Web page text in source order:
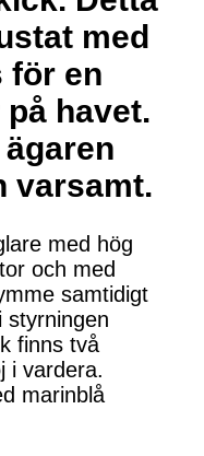
med
för en
havet.
varsamt.
med hög
och med
samtidigt
styrningen
finns två
i vardera.
marinblå